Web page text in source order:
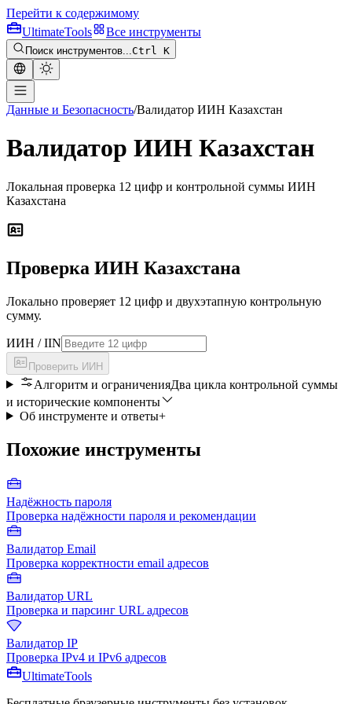
Перейти к содержимому
UltimateTools Все инструменты
Поиск инструментов...Ctrl K
Данные и Безопасность/Валидатор ИИН Казахстан
Валидатор ИИН Казахстан
Локальная проверка 12 цифр и контрольной суммы ИИН
Казахстана
Проверка ИИН Казахстана
Локально проверяет 12 цифр и двухэтапную контрольную
сумму.
ИИН / IIN
Проверить ИИН
Алгоритм и ограниченияДва цикла контрольной суммы
и исторические компоненты
Об инструменте и ответы+
Похожие инструменты
Надёжность пароля
Проверка надёжности пароля и рекомендации
Валидатор Email
Проверка корректности email адресов
Валидатор URL
Проверка и парсинг URL адресов
Валидатор IP
Проверка IPv4 и IPv6 адресов
UltimateTools